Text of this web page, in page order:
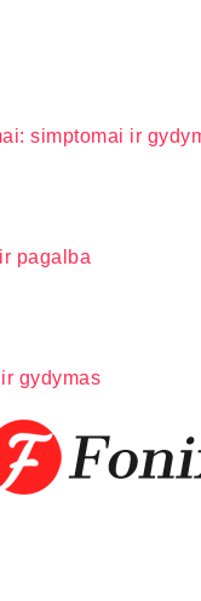
simptomai ir
pagalba
gydymas